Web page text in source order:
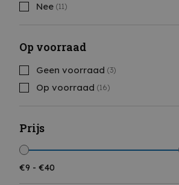
Nee (11)
Op voorraad
Geen voorraad (3)
Op voorraad (16)
Prijs